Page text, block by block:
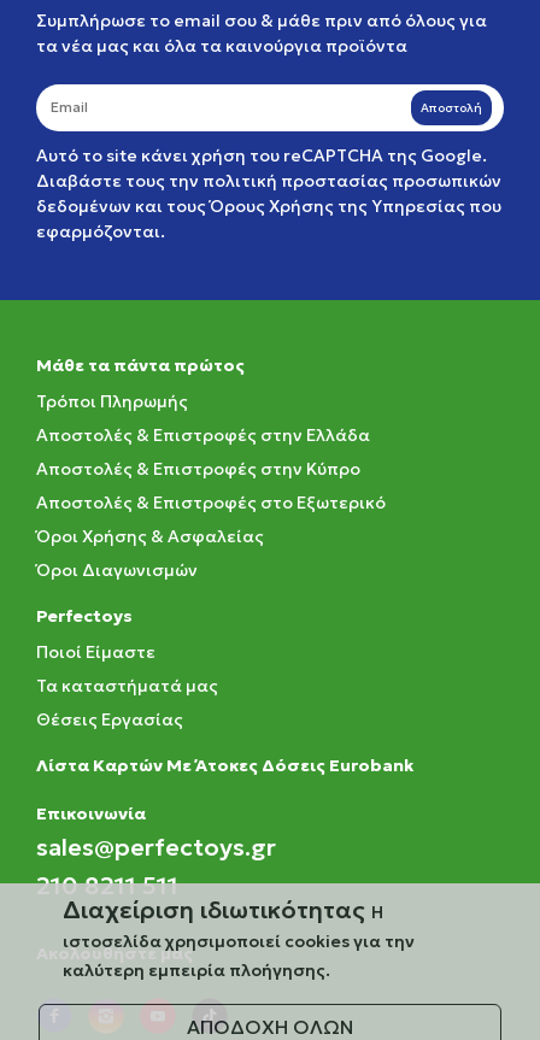
Συμπλήρωσε το email σου & μάθε πριν από όλους για
τα νέα μας και όλα τα καινούργια προϊόντα
Αποστολή
Αυτό το site κάνει χρήση του reCAPTCHA της Google.
Διαβάστε τους την πολιτική προστασίας προσωπικών
δεδομένων και τουςΌρους Χρήσης της Υπηρεσίας που
εφαρμόζονται.
Μάθε τα πάντα πρώτος
Τρόποι Πληρωμής
Αποστολές & Επιστροφές στην Ελλάδα
Αποστολές & Επιστροφές στην Κύπρο
Αποστολές & Επιστροφές στο Εξωτερικό
Όροι Χρήσης & Ασφαλείας
Όροι Διαγωνισμών
Perfectoys
Ποιοί Είμαστε
Τα καταστήματά μας
Θέσεις Εργασίας
Λίστα Καρτών Με Άτοκες Δόσεις Eurobank
Eπικοινωνία
sales@perfectoys.gr
210 8211 511
Ακολουθήστε μας
Διαχείριση ιδιωτικότητας Η
ιστοσελίδα χρησιμοποιεί cookies για την
καλύτερη εμπειρία πλοήγησης.
ΑΠΟΔΟΧΗ ΟΛΩΝ